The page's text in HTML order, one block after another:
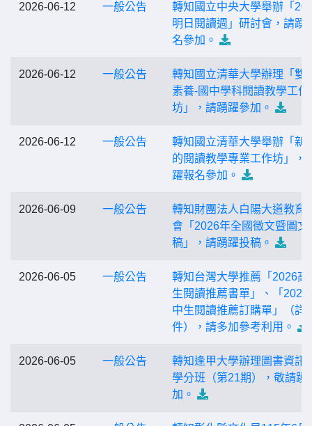
2026-06-12 一般公告
轉知國立中央大學舉辦「
明日閱讀週」研討會，請踴
名參加。
2026-06-12 一般公告
轉知國立清華大學辦理「雙
素養-國中學科閱讀教學工作
坊」，請踴躍參加。
2026-06-12 一般公告
轉知國立清華大學舉辦「新
的閱讀教學專業工作坊」，
躍報名參加。
2026-06-09 一般公告
轉知財團法人白陽大道教育
會「2026年全國徵文暨圖文
稿」，請踴躍投稿。
2026-06-05 一般公告
轉知台灣大學推薦「2026高
生閱讀推薦書單」、「2026
中生閱讀推薦訂購單」（詳
件），請多加參考利用。
2026-06-05 一般公告
轉知逢甲大學辦理圖書資訊
學分班（第21期），敬請踴
加。